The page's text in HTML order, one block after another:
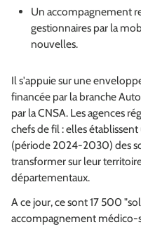
Un accompagnement
gestionnaires par la
nouvelles.
Il s'appuie sur une
financée par la branche
par la CNSA. Les agences
chefs de fil : elles
(période 2024-2030) des
transformer sur leur
départementaux.
A ce jour, ce sont 17 500
accompagnement médico-